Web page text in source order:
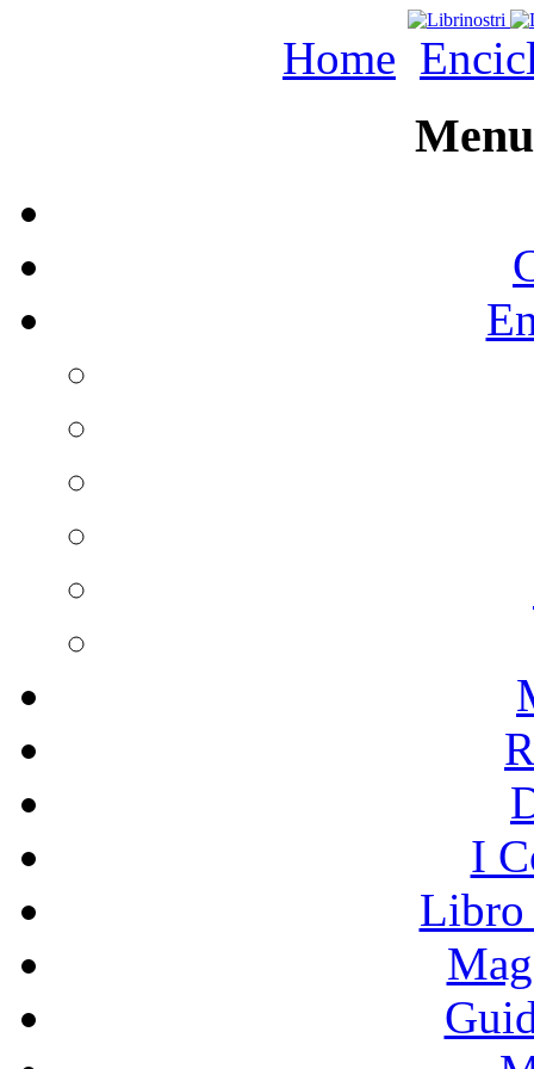
Home
I
Libro